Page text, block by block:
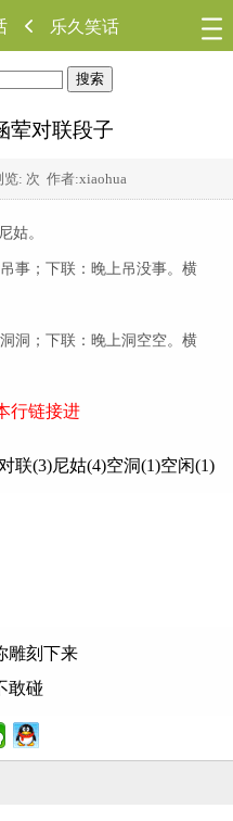
乐久笑话
搜索
荤对联段子
览: 次 作者:xiaohua
姑。
；下联：晚上吊没事。横
；下联：晚上洞空空。横
行链接进
联(3)尼姑(4)空洞(1)空闲(1)
雕刻下来
敢碰